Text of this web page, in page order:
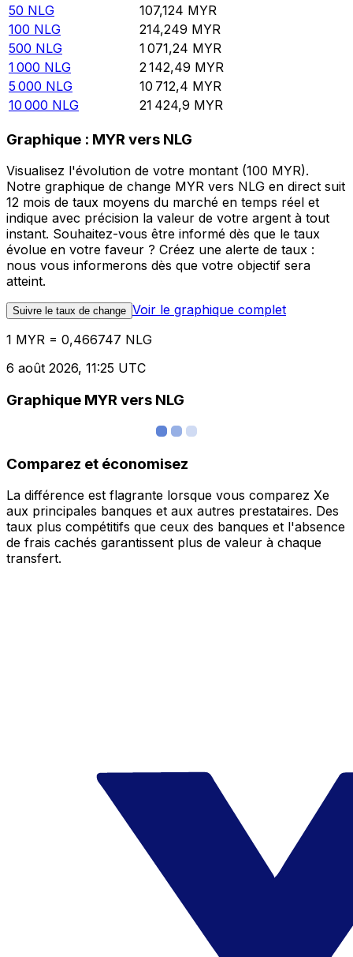
50 NLG 107,124 MYR
100 NLG 214,249 MYR
500 NLG 1 071,24 MYR
1 000 NLG 2 142,49 MYR
5 000 NLG 10 712,4 MYR
10 000 NLG 21 424,9 MYR
Graphique : MYR vers NLG
Visualisez l'évolution de votre montant (100 MYR).
Notre graphique de change MYR vers NLG en direct suit
12 mois de taux moyens du marché en temps réel et
indique avec précision la valeur de votre argent à tout
instant. Souhaitez-vous être informé dès que le taux
évolue en votre faveur ? Créez une alerte de taux :
nous vous informerons dès que votre objectif sera
atteint.
Suivre le taux de change Voir le graphique complet
1 MYR = 0,466747 NLG
6 août 2026, 11:25 UTC
Graphique MYR vers NLG
Comparez et économisez
La différence est flagrante lorsque vous comparez Xe
aux principales banques et aux autres prestataires. Des
taux plus compétitifs que ceux des banques et l'absence
de frais cachés garantissent plus de valeur à chaque
transfert.